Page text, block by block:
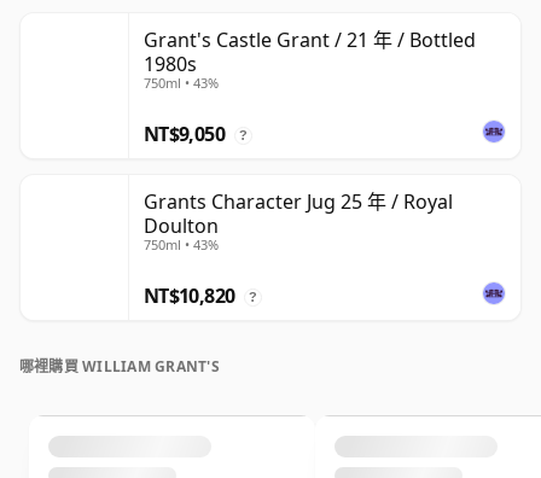
Grant's Castle Grant / 21 年 / Bottled
1980s
750ml • 43%
NT$9,050 ?
Grants Character Jug 25 年 / Royal
Doulton
750ml • 43%
NT$10,820 ?
哪裡購買 WILLIAM GRANT'S